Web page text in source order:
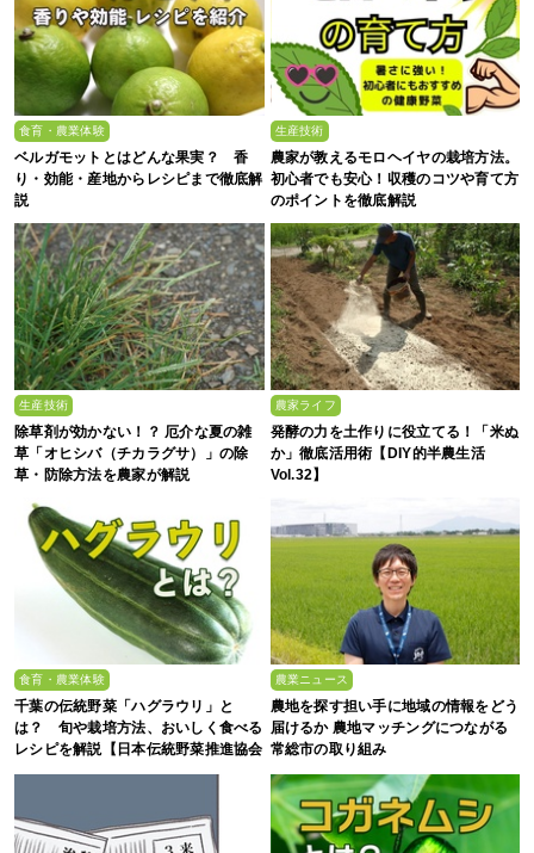
食育・農業体験
ベルガモットとはどんな果実？ 香
り・効能・産地からレシピまで徹底解
説
生産技術
農家が教えるモロヘイヤの栽培方法。
初心者でも安心！収穫のコツや育て方
のポイントを徹底解説
生産技術
除草剤が効かない！？ 厄介な夏の雑
草「オヒシバ（チカラグサ）」の除
草・防除方法を農家が解説
農家ライフ
発酵の力を土作りに役立てる！「米ぬ
か」徹底活用術【DIY的半農生活
Vol.32】
食育・農業体験
千葉の伝統野菜「ハグラウリ」と
は？ 旬や栽培方法、おいしく食べる
レシピを解説【日本伝統野菜推進協会
農業ニュース
農地を探す担い手に地域の情報をどう
届けるか 農地マッチングにつながる
常総市の取り組み